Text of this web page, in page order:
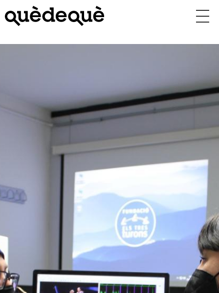
contingut